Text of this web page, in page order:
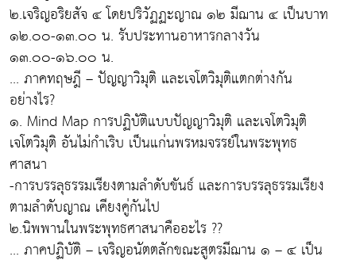
๒.เจริญอริยสัจ ๔ โดยปริวัฏฏะญาณ ๑๒ มีฌาน ๔ เป็นบาท
๑๒.๐๐-๑๓.๐๐ น. รับประทานอาหารกลางวัน
๑๓.๐๐-๑๖.๐๐ น.
... ภาคทฤษฎี – ปัญญาวิมุติ และเจโตวิมุติแตกต่างกัน
อย่างไร?
๑. Mind Map การปฏิบัติแบบปัญญาวิมุติ และเจโตวิมุติ
เจโตวิมุติ อันไม่กำเริบ เป็นแก่นพรหมจรรย์ในพระพุทธ
ศาสนา
-การบรรลุธรรมเรียงตามลำดับขันธ์ และการบรรลุธรรมเรียง
ตามลำดับญาณ เคียงคู่กันไป
๒.นิพพานในพระพุทธศาสนาคืออะไร ??
... ภาคปฏิบัติ – เจริญอนัตตลักขณะสูตรมีฌาน ๑ – ๔ เป็น